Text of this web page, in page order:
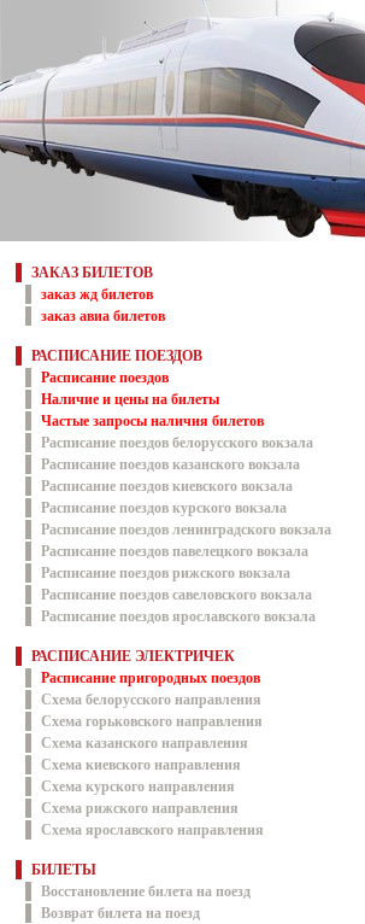
ЗАКАЗ БИЛЕТОВ
заказ жд билетов
заказ авиа билетов
РАСПИСАНИЕ ПОЕЗДОВ
Расписание поездов
Наличие и цены на билеты
Частые запросы наличия билетов
Расписание поездов белорусского вокзала
Расписание поездов казанского вокзала
Расписание поездов киевского вокзала
Расписание поездов курского вокзала
Расписание поездов ленинградского вокзала
Расписание поездов павелецкого вокзала
Расписание поездов рижского вокзала
Расписание поездов савеловского вокзала
Расписание поездов ярославского вокзала
РАСПИСАНИЕ ЭЛЕКТРИЧЕК
Расписание пригородных поездов
Схема белорусского направления
Схема горьковского направления
Схема казанского направления
Схема киевского направления
Схема курского направления
Схема рижского направления
Схема ярославского направления
БИЛЕТЫ
Восстановление билета на поезд
Возврат билета на поезд